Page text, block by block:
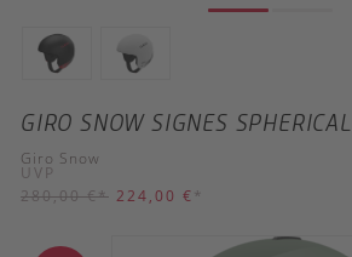
GIRO SNOW SIGNES SPHERICAL
Giro Snow
UVP
280,00 €* 224,00 € *